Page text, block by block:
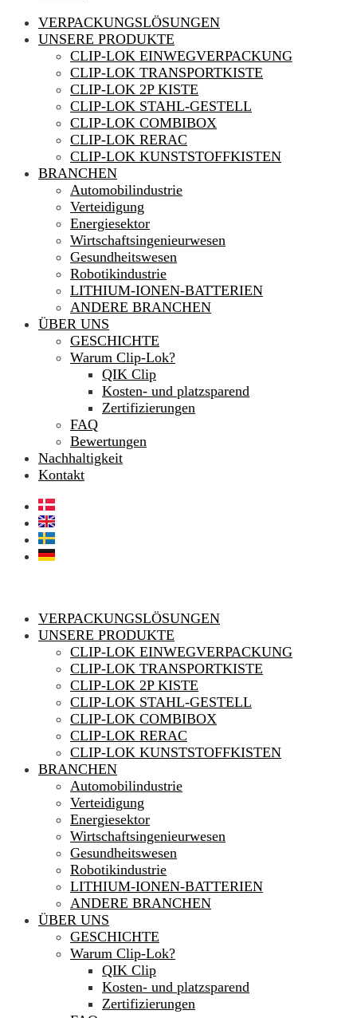
VERPACKUNGSLÖSUNGEN
UNSERE PRODUKTE
CLIP-LOK EINWEGVERPACKUNG
CLIP-LOK TRANSPORTKISTE
CLIP-LOK 2P KISTE
CLIP-LOK STAHL-GESTELL
CLIP-LOK COMBIBOX
CLIP-LOK RERAC
CLIP-LOK KUNSTSTOFFKISTEN
BRANCHEN
Automobilindustrie
Verteidigung
Energiesektor
Wirtschaftsingenieurwesen
Gesundheitswesen
Robotikindustrie
LITHIUM-IONEN-BATTERIEN
ANDERE BRANCHEN
ÜBER UNS
GESCHICHTE
Warum Clip-Lok?
QIK Clip
Kosten- und platzsparend
Zertifizierungen
FAQ
Bewertungen
Nachhaltigkeit
Kontakt
VERPACKUNGSLÖSUNGEN
UNSERE PRODUKTE
CLIP-LOK EINWEGVERPACKUNG
CLIP-LOK TRANSPORTKISTE
CLIP-LOK 2P KISTE
CLIP-LOK STAHL-GESTELL
CLIP-LOK COMBIBOX
CLIP-LOK RERAC
CLIP-LOK KUNSTSTOFFKISTEN
BRANCHEN
Automobilindustrie
Verteidigung
Energiesektor
Wirtschaftsingenieurwesen
Gesundheitswesen
Robotikindustrie
LITHIUM-IONEN-BATTERIEN
ANDERE BRANCHEN
ÜBER UNS
GESCHICHTE
Warum Clip-Lok?
QIK Clip
Kosten- und platzsparend
Zertifizierungen